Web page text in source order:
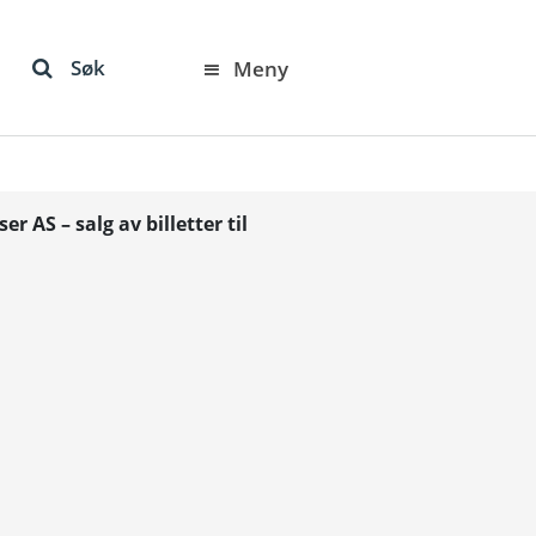
Søk Meny
AS – salg av billetter til